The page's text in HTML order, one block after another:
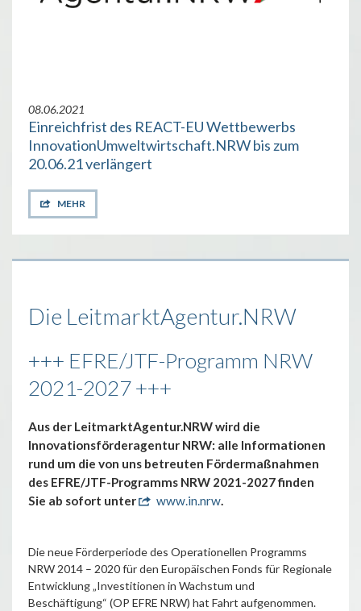
08.06.2021
Einreichfrist des REACT-EU Wettbewerbs
InnovationUmweltwirtschaft.NRW bis zum
20.06.21 verlängert
MEHR
Die LeitmarktAgentur.NRW
+++ EFRE/JTF-Programm NRW
2021-2027 +++
Aus der LeitmarktAgentur.NRW wird die
Innovationsförderagentur NRW: alle Informationen
rund um die von uns betreuten Fördermaßnahmen
des EFRE/JTF-Programms NRW 2021-2027 finden
Sie ab sofort unter
www.in.nrw.
Die neue Förderperiode des Operationellen Programms
NRW 2014 – 2020 für den Europäischen Fonds für Regionale
Entwicklung „Investitionen in Wachstum und
Beschäftigung“ (OP EFRE NRW) hat Fahrt aufgenommen.